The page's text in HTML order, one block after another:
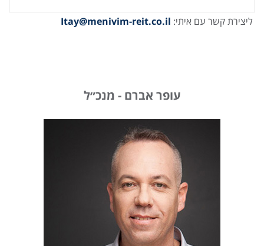
ליצירת קשר עם איתי: @menivim-reit.co.il
עופר אברם - מנכ״ל